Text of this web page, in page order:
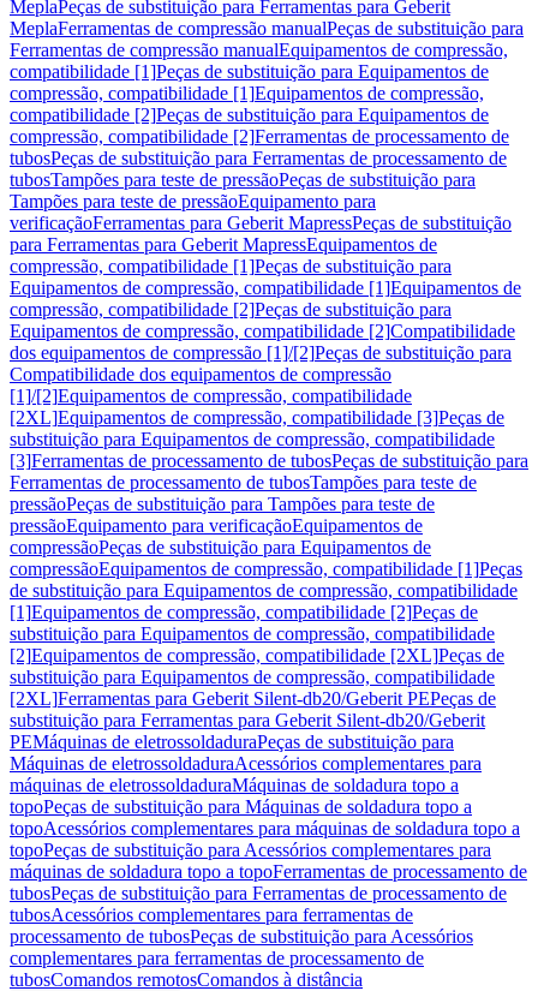
MeplaPeças de substituição para Ferramentas para Geberit
MeplaFerramentas de compressão manualPeças de substituição para
Ferramentas de compressão manualEquipamentos de compressão,
compatibilidade [1]Peças de substituição para Equipamentos de
compressão, compatibilidade [1]Equipamentos de compressão,
compatibilidade [2]Peças de substituição para Equipamentos de
compressão, compatibilidade [2]Ferramentas de processamento de
tubosPeças de substituição para Ferramentas de processamento de
tubosTampões para teste de pressãoPeças de substituição para
Tampões para teste de pressãoEquipamento para
verificaçãoFerramentas para Geberit MapressPeças de substituição
para Ferramentas para Geberit MapressEquipamentos de
compressão, compatibilidade [1]Peças de substituição para
Equipamentos de compressão, compatibilidade [1]Equipamentos de
compressão, compatibilidade [2]Peças de substituição para
Equipamentos de compressão, compatibilidade [2]Compatibilidade
dos equipamentos de compressão [1]/[2]Peças de substituição para
Compatibilidade dos equipamentos de compressão
[1]/[2]Equipamentos de compressão, compatibilidade
[2XL]Equipamentos de compressão, compatibilidade [3]Peças de
substituição para Equipamentos de compressão, compatibilidade
[3]Ferramentas de processamento de tubosPeças de substituição para
Ferramentas de processamento de tubosTampões para teste de
pressãoPeças de substituição para Tampões para teste de
pressãoEquipamento para verificaçãoEquipamentos de
compressãoPeças de substituição para Equipamentos de
compressãoEquipamentos de compressão, compatibilidade [1]Peças
de substituição para Equipamentos de compressão, compatibilidade
[1]Equipamentos de compressão, compatibilidade [2]Peças de
substituição para Equipamentos de compressão, compatibilidade
[2]Equipamentos de compressão, compatibilidade [2XL]Peças de
substituição para Equipamentos de compressão, compatibilidade
[2XL]Ferramentas para Geberit Silent-db20/Geberit PEPeças de
substituição para Ferramentas para Geberit Silent-db20/Geberit
PEMáquinas de eletrossoldaduraPeças de substituição para
Máquinas de eletrossoldaduraAcessórios complementares para
máquinas de eletrossoldaduraMáquinas de soldadura topo a
topoPeças de substituição para Máquinas de soldadura topo a
topoAcessórios complementares para máquinas de soldadura topo a
topoPeças de substituição para Acessórios complementares para
máquinas de soldadura topo a topoFerramentas de processamento de
tubosPeças de substituição para Ferramentas de processamento de
tubosAcessórios complementares para ferramentas de
processamento de tubosPeças de substituição para Acessórios
complementares para ferramentas de processamento de
tubosComandos remotosComandos à distância